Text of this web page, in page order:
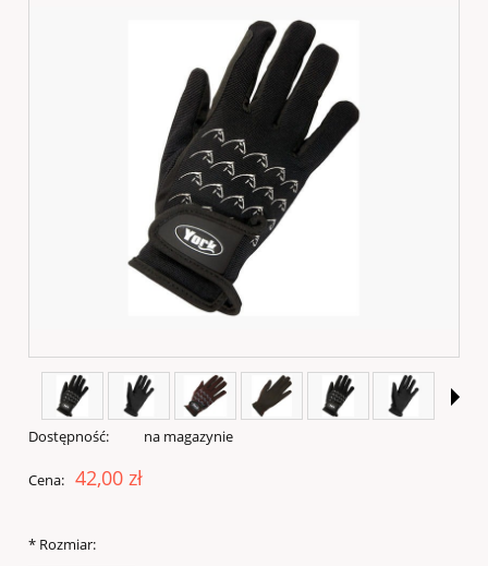
Dostępność: na magazynie
Cena: 42,00 zł
* Rozmiar: